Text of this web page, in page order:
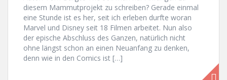
diesem Mammutprojekt zu schreiben? Gerade einmal
eine Stunde ist es her, seit ich erleben durfte woran
Marvel und Disney seit 18 Filmen arbeitet. Nun also
der epische Abschluss des Ganzen, natürlich nicht
ohne längst schon an einen Neuanfang zu denken,
denn wie in den Comics ist […]